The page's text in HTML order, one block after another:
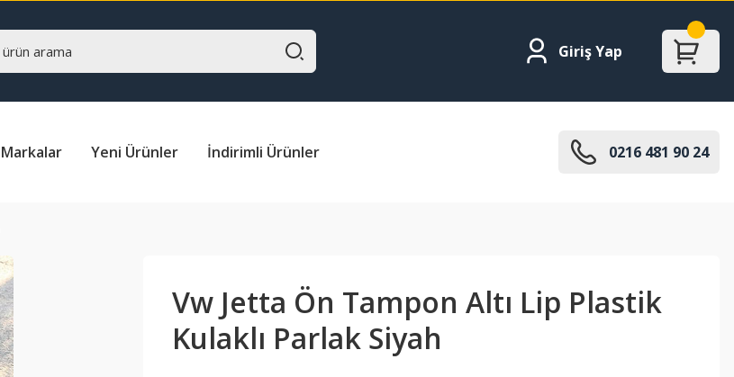
Giriş Yap
Markalar Yeni Ürünler İndirimli Ürünler 0216 481 90 24
Vw Jetta Ön Tampon Altı Lip Plastik
Kulaklı Parlak Siyah